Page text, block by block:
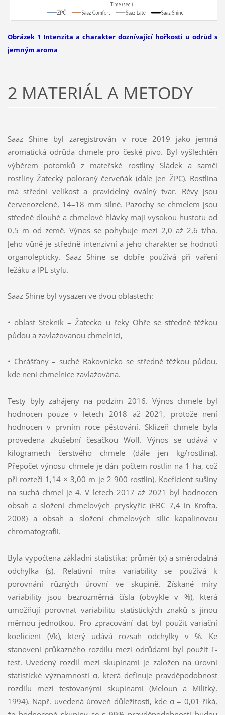
Obrázek 1 Intenzita a charakter doznívající hořkosti u odrůd s
jemným aroma
2 MATERIÁL A METODY
Saaz Shine byl zaregistrován v roce 2019 jako jemná
aromatická odrůda chmele pro české pivo. Byl vyšlechtěn
výběrem potomků z mateřské rostliny Sládek a samčí
rostliny Žatecký poloraný červeňák (dále jen ŽPC). Rostlina
má střední velikost a pravidelný oválný tvar. Révy jsou
červenozelené, 14–18 mm silné. Pazochy se chmelem jsou
středně dlouhé a chmelové hlávky mají vysokou hustotu od
0,5 m od země. Výnos se pohybuje mezi 2,0 až 2,6 t/ha.
Jeho vůně je středně intenzivní a jeho charakter se hodnotí
organolepticky. Saaz Shine se dobře používá při vaření
ležáku a IPL stylu.
Saaz Shine byl vysazen ve dvou oblastech:
• oblast Stekník – Žatecko u řeky Ohře se středně těžkou
půdou a zavlažovanou chmelnicí,
• Chrášťany – suché Rakovnicko se středně těžkou půdou,
kde není chmelnice zavlažována.
Testy byly zahájeny na podzim 2016. Výnos chmele byl
hodnocen pouze v letech 2018 až 2021, protože není
hodnocen v prvním roce pěstování. Sklizeň chmele byla
provedena zkušební česačkou Wolf. Výnos se udává v
kilogramech čerstvého chmele (dále jen kg/rostlina).
Přepočet výnosu chmele je dán počtem rostlin na 1 ha, což
při rozteči 1,14 × 3,00 m je 2 900 rostlin). Koeficient sušiny
na suchá chmel je 4. V letech 2017 až 2021 byl hodnocen
obsah a složení chmelových pryskyřic (EBC 7,4 in Krofta,
2008) a obsah a složení chmelových silic kapalinovou
chromatografií.
Byla vypočtena základní statistika: průměr (x) a směrodatná
odchylka (s). Relativní míra variability se používá k
porovnání různých úrovní ve skupině. Získané míry
variability jsou bezrozměrná čísla (obvykle v %), která
umožňují porovnat variabilitu statistických znaků s jinou
měrnou jednotkou. Pro zpracování dat byl použit variační
koeficient (Vk), který udává rozsah odchylky v %. Ke
stanovení průkazného rozdílu mezi odrůdami byl použit T-
test. Uvedený rozdíl mezi skupinami je založen na úrovni
statistické významnosti α, která definuje pravděpodobnost
rozdílu mezi testovanými skupinami (Meloun a Militký,
1994). Např. uvedená úroveň důležitosti, kde α = 0,01 říká,